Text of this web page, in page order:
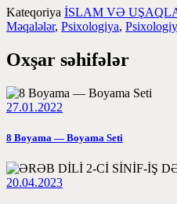
Kateqoriya İSLAM VƏ
Məqalələr, Psixologiya,
Oxşar səhifələr
27.01.2022
8 Boyama — Boyama Seti
20.04.2023